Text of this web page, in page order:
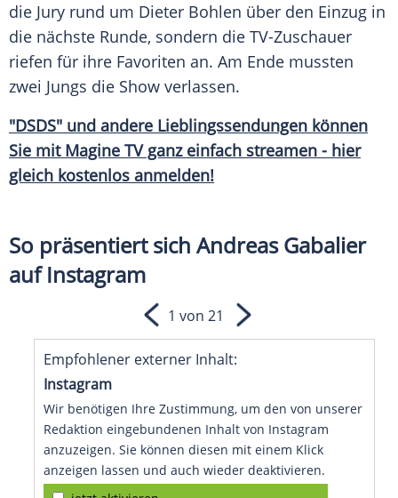
die Jury rund um Dieter Bohlen über den Einzug in
die nächste Runde, sondern die TV-Zuschauer
riefen für ihre Favoriten an. Am Ende mussten
zwei Jungs die Show verlassen.
"DSDS" und andere Lieblingssendungen können
Sie mit Magine TVganz einfach streamen - hier
gleich kostenlos anmelden!
So präsentiert sich Andreas Gabalier
auf Instagram
Empfohlener externer Inhalt:
Instagram
Wir benötigen Ihre Zustimmung, um den von unserer
Redaktion eingebundenen Inhalt von Instagram
anzuzeigen. Sie können diesen mit einem Klick
anzeigen lassen und auch wieder deaktivieren.
1 von 21